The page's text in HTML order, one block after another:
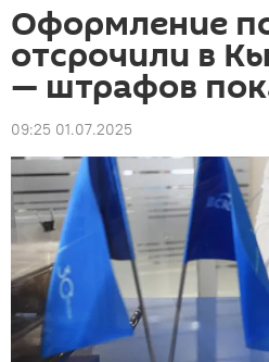
Оформление
отсрочили в
— штрафов
09:25 01.07.2025